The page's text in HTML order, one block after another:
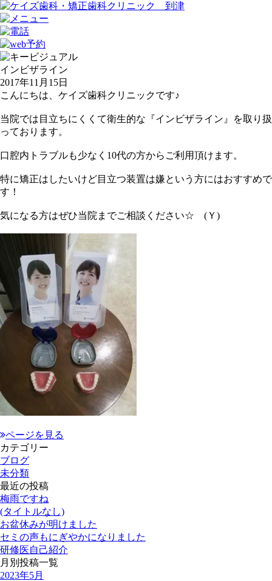
インビザライン
2017年11月15日
こんにちは、ケイズ歯科クリニックです♪
当院では目立ちにくくて衛生的な『インビザライン』を取り扱
っております。
口腔内トラブルも少なく10代の方からご利用頂けます。
特に矯正はしたいけど目立つ装置は嫌という方にはおすすめで
す！
気になる方はぜひ当院までご相談ください☆ (Ｙ)
ページを見る
カテゴリー
ブログ
未分類
最近の投稿
梅雨ですね
(タイトルなし)
お盆休みが明けました
セミの声もにぎやかになりました
研修医自己紹介
月別投稿一覧
2023年5月